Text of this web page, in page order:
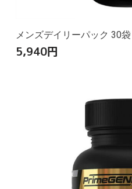
メンズデイリーパック 30袋
5,940円